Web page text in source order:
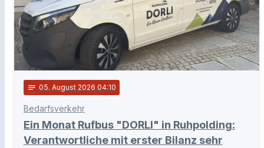
notes 05. August 2026 04:10
Bedarfsverkehr
Ein Monat Rufbus "DORLI" in Ruhpolding:
Verantwortliche mit erster Bilanz sehr